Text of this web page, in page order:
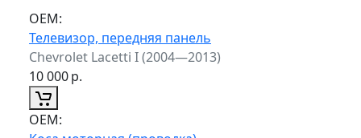
ОЕМ:
Телевизор, передняя панель
Chevrolet Lacetti I (2004—2013)
10 000р.
ОЕМ: